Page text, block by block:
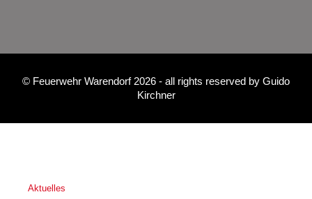
© Feuerwehr Warendorf 2026 - all rights reserved by Guido
Kirchner
Aktuelles